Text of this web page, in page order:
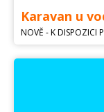
Karavan u